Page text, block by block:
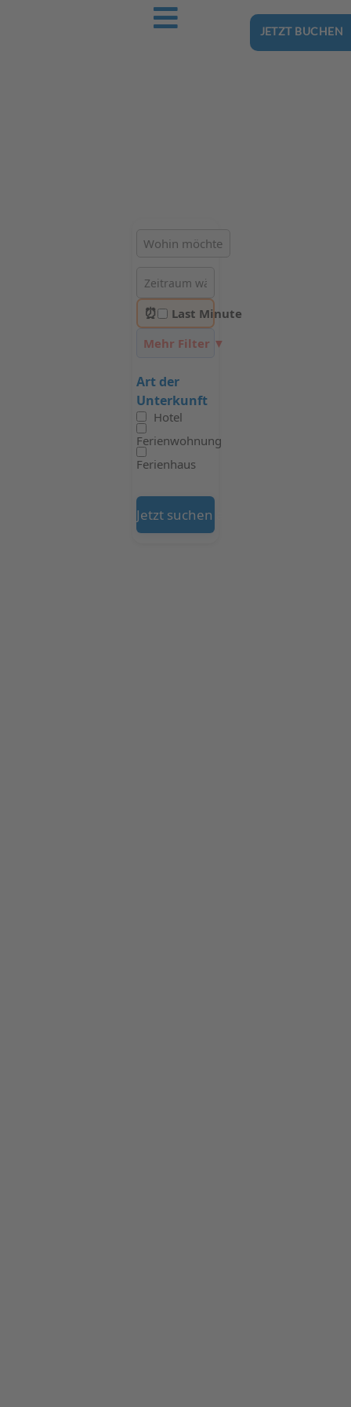
JETZT BUCHEN
⏰
Last Minute
Mehr Filter ▼
Art der
Unterkunft
Hotel
Ferienwohnung
Ferienhaus
Jetzt suchen auf Booking.com